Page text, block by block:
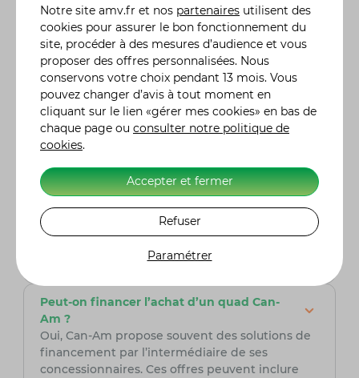
technologiques, comme la suspension
indépendante TTI ou les moteurs Rotax, qui
offrent puissance et fiabilité. La marque
propose également une large gamme adaptée
à tous les besoins (loisirs, travail, sport) et
permet de personnaliser les quads avec de
nombreux accessoires.
Les quads Can-Am sont-ils adaptés pour les
Oui, Can-Am propose des modèles adaptés aux
novices, comme certaines versions de
l’Outlander. Ces quads sont faciles à manier,
tout en garantissant une stabilité et une
sécurité optimales grâce à leurs systèmes de
suspension et de freinage performants.
Peut-on financer l’achat d’un quad Can-
Am ?
Oui, Can-Am propose souvent des solutions de
financement par l’intermédiaire de ses
concessionnaires. Ces offres peuvent inclure
Notre site amv.fr et nos partenaires utilisent des
cookies pour assurer le bon fonctionnement du
site, procéder à des mesures d’audience et vous
proposer des offres personnalisées. Nous
conservons votre choix pendant 13 mois. Vous
pouvez changer d’avis à tout moment en
cliquant sur le lien «gérer mes cookies» en bas de
chaque page ou consulter notre politique de
cookies.
Accepter et fermer
Refuser
Paramétrer